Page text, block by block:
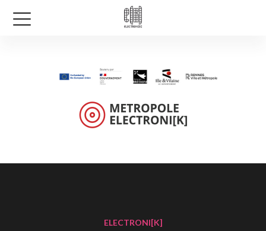
ELECTRONI[K]